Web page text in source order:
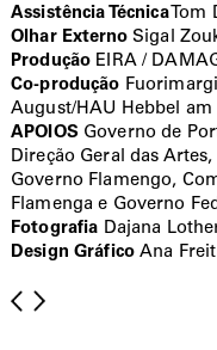
Assistência TécnicaTom
Olhar ExternoSigal
Produção EIRA /
Co-produção
August/HAU Hebbel am
APOIOSGoverno de
Direção Geral das
Governo Flamengo,
Flamenga e Governo
Fotografia Dajana
Design GráficoAna